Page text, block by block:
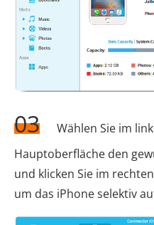
03
Wählen Sie im
Hauptoberfläche den
und klicken Sie im
um das iPhone selektiv